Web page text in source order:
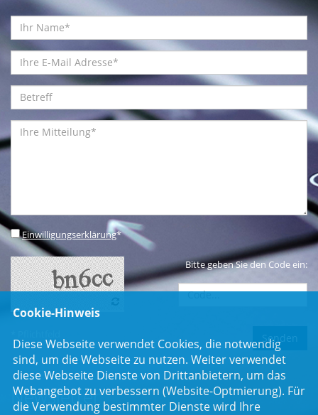
Einwilligungserklärung*
Bitte geben Sie den Code ein:
Newsletter
Cookie-Hinweis
Diese Webseite verwendet Cookies, die notwendig
sind, um die Webseite zu nutzen. Weiter verwendet
diese Webseite Dienste von Drittanbietern, um das
Webangebot zu verbessern (Website-Optmierung). Für
die Verwendung bestimmter Dienste wird Ihre